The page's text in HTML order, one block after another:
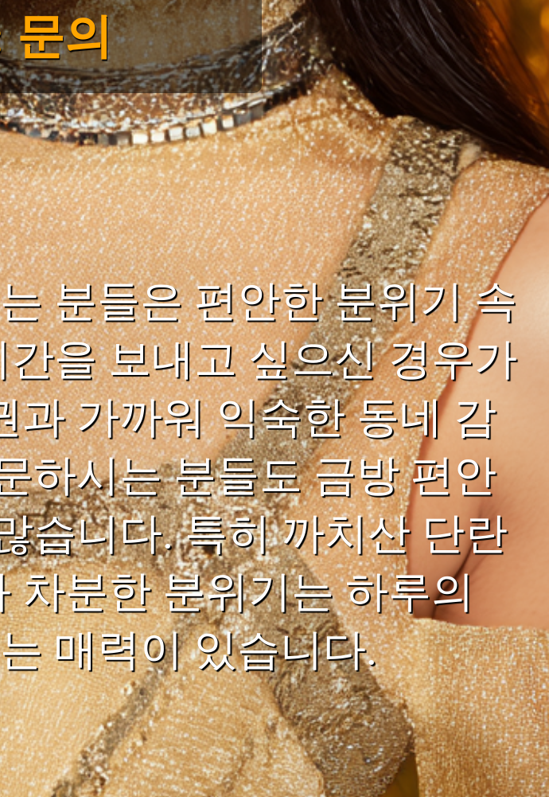
문의
분들은 편안한 분위기 속
을 보내고 싶으신 경우가
과 가까워 익숙한 동네 감
하시는 분들도 금방 편안
습니다. 특히 까치산 단란
차분한 분위기는 하루의
매력이 있습니다.